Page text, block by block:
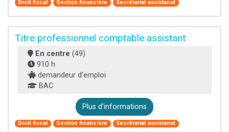
Droit fiscal Gestion financière Secrétariat assistanat
Titre professionnel comptable assistant
En centre (49)
910 h
demandeur d’emploi
BAC
Plus d'informations
Droit fiscal Gestion financière Secrétariat assistanat